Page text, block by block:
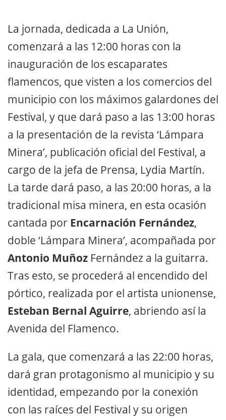
La jornada, dedicada a La Unión,
comenzará a las 12:00 horas con la
inauguración de los escaparates
flamencos, que visten a los comercios del
municipio con los máximos galardones del
Festival, y que dará paso a las 13:00 horas
a la presentación de la revista ‘Lámpara
Minera’, publicación oficial del Festival, a
cargo de la jefa de Prensa, Lydia Martín.
La tarde dará paso, a las 20:00 horas, a la
tradicional misa minera, en esta ocasión
cantada por Encarnación Fernández,
doble ‘Lámpara Minera’, acompañada por
Antonio Muñoz Fernández a la guitarra.
Tras esto, se procederá al encendido del
pórtico, realizada por el artista unionense,
Esteban Bernal Aguirre, abriendo así la
Avenida del Flamenco.
La gala, que comenzará a las 22:00 horas,
dará gran protagonismo al municipio y su
identidad, empezando por la conexión
con las raíces del Festival y su origen